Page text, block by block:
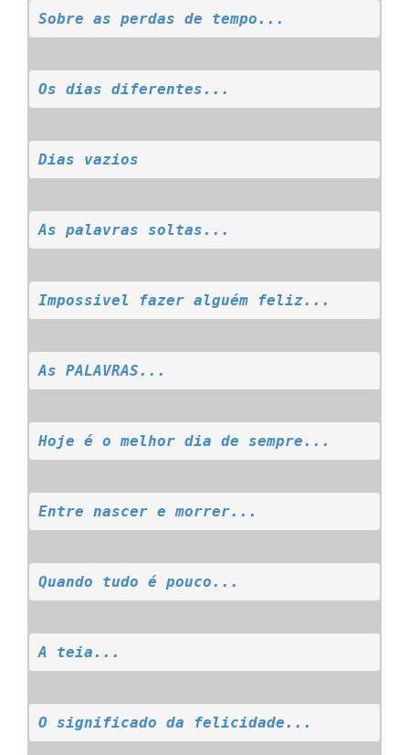
Sobre as perdas de tempo...
Os dias diferentes...
Dias vazios
As palavras soltas...
Impossivel fazer alguém feliz...
As PALAVRAS...
Hoje é o melhor dia de sempre...
Entre nascer e morrer...
Quando tudo é pouco...
A teia...
O significado da felicidade...